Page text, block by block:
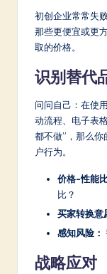
初创企业常常失
那些更便宜或更
取的价格。
识别替代
问问自己：在使
动流程、电子表
都不做”，那么
户行为。
价格-性能比
比？
买家转换意
感知风险：
战略应对